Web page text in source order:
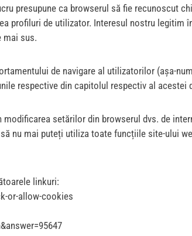
presupune ca browserul să fie recunoscut
profiluri de utilizator. Interesul nostru
mai sus.
de navigare al utilizatorilor (așa-
respective din capitolul respectiv al acestei
setărilor din browserul dvs. de
nu mai puteți utiliza toate funcțiile site-ului
linkuri:
or-allow-cookies